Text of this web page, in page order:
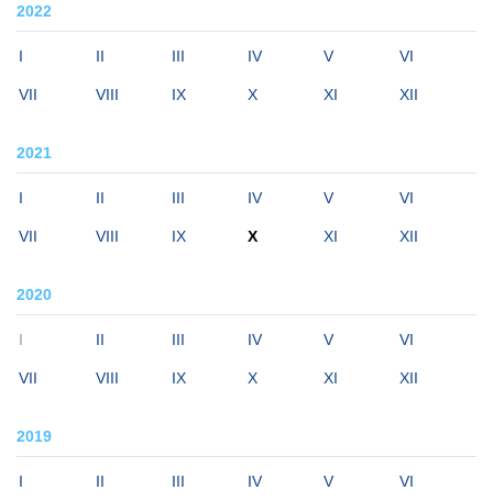
2022
I II III IV V VI
VII VIII IX X XI XII
2021
I II III IV V VI
VII VIII IX X XI XII
2020
I II III IV V VI
VII VIII IX X XI XII
2019
I II III IV V VI